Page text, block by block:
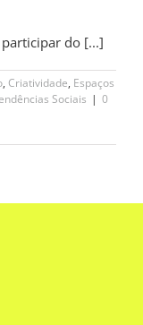
do [...]
, Criatividade, Espaços
Sociais | 0